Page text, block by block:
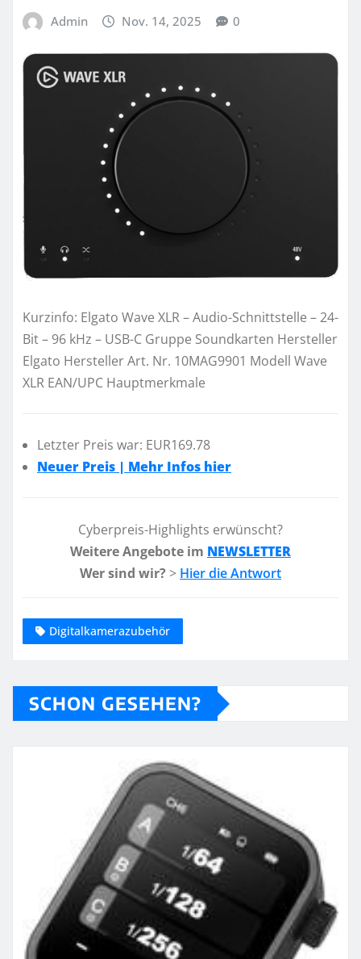
Admin Nov. 14, 2025 0
Kurzinfo: Elgato Wave XLR – Audio-Schnittstelle – 24-
Bit – 96 kHz – USB-C Gruppe Soundkarten Hersteller
Elgato Hersteller Art. Nr. 10MAG9901 Modell Wave
XLR EAN/UPC Hauptmerkmale
Letzter Preis war: EUR169.78
Neuer Preis | Mehr Infos hier
Cyberpreis-Highlights erwünscht?
Weitere Angebote im NEWSLETTER
Wer sind wir? > Hier die Antwort
Digitalkamerazubehör
SCHON GESEHEN?